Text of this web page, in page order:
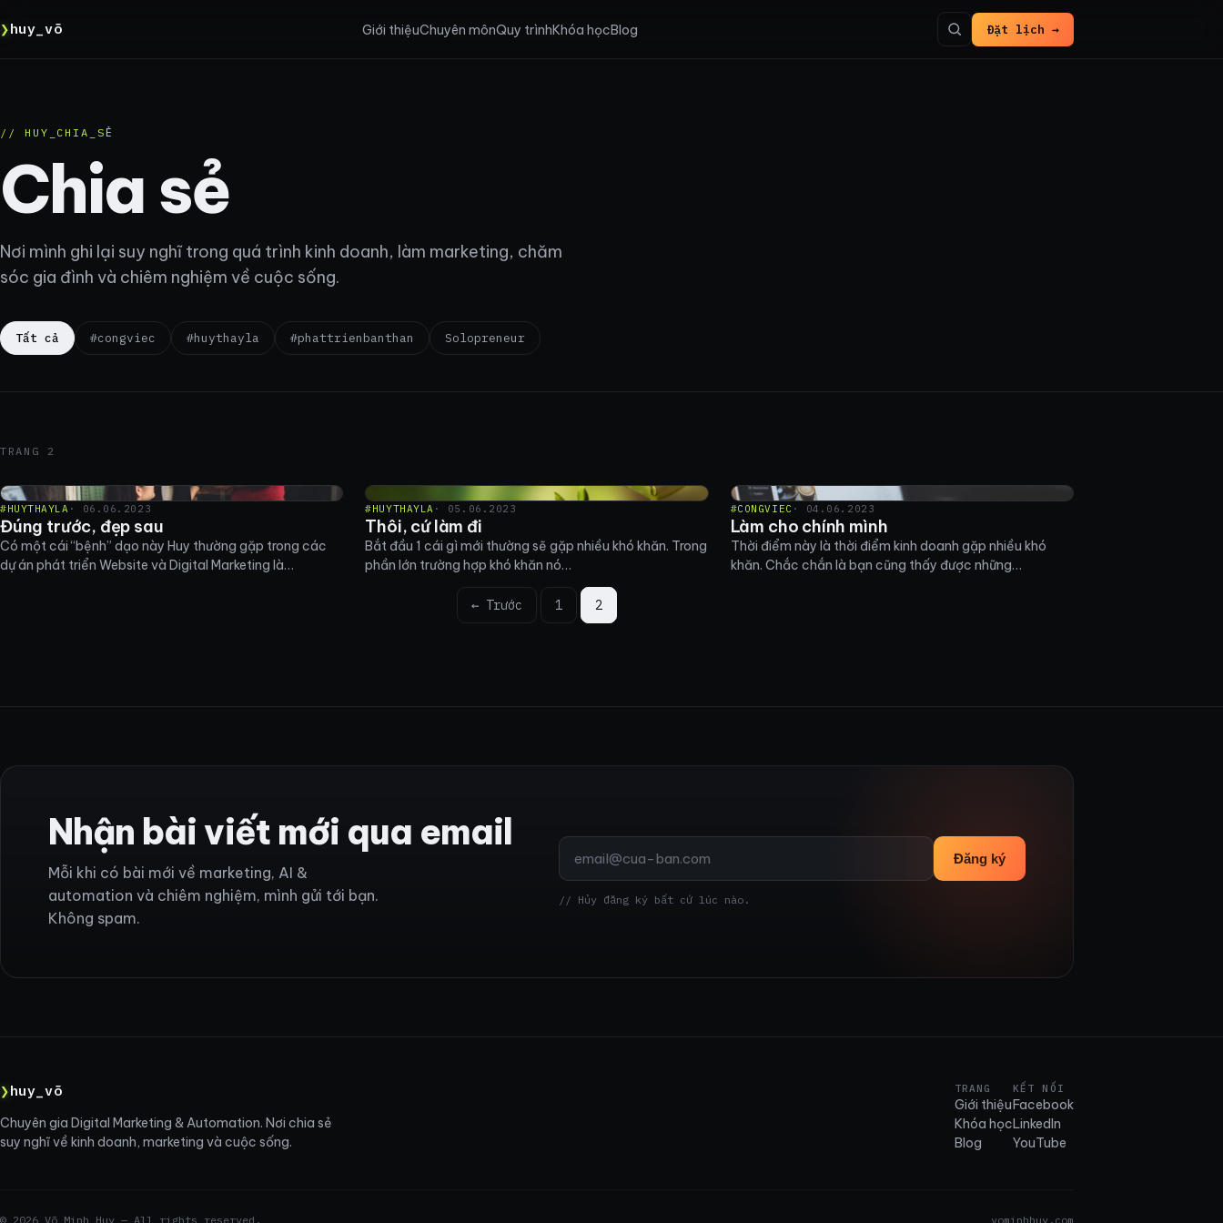
❯huy_võ Giới thiệuChuyên mônQuy trìnhKhóa họcBlog Đặt lịch →
// HUY_CHIA_SẺ
Chia sẻ
Nơi mình ghi lại suy nghĩ trong quá trình kinh doanh, làm marketing, chăm
sóc gia đình và chiêm nghiệm về cuộc sống.
Tất cả #congviec #huythayla #phattrienbanthan Solopreneur
TRANG 2
#HUYTHAYLA · 06.06.2023
Đúng trước, đẹp sau
Có một cái “bệnh” dạo này Huy thường gặp trong các
dự án phát triển Website và Digital Marketing là…
#HUYTHAYLA · 05.06.2023
Thôi, cứ làm đi
Bắt đầu 1 cái gì mới thường sẽ gặp nhiều khó khăn. Trong
phần lớn trường hợp khó khăn nó…
#CONGVIEC · 04.06.2023
Làm cho chính mình
Thời điểm này là thời điểm kinh doanh gặp nhiều khó
khăn. Chắc chắn là bạn cũng thấy được những…
← Trước 1 2
Nhận bài viết mới qua email
Mỗi khi có bài mới về marketing, AI &
automation và chiêm nghiệm, mình gửi tới bạn.
Không spam.
Đăng ký
// Hủy đăng ký bất cứ lúc nào.
❯huy_võ
Chuyên gia Digital Marketing & Automation. Nơi chia sẻ
suy nghĩ về kinh doanh, marketing và cuộc sống.
TRANG
Giới thiệu
Khóa học
Blog
KẾT NỐI
Facebook
LinkedIn
YouTube
© 2026 Võ Minh Huy — All rights reserved. vominhhuy.com